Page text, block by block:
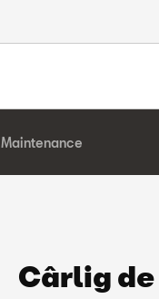
Maintenance
Cârlig